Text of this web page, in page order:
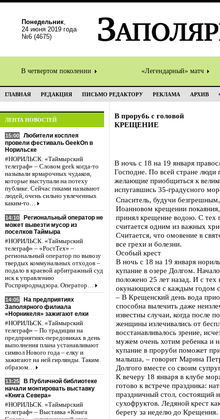
Понедельник,
24 июня 2019 года
№6 (4675)
В четвертом поколении «Легендарный» матч
ГЛАВНАЯ РЕДАКЦИЯ ПИСЬМО РЕДАКТОРУ РЕКЛАМА АРХИВ
ЛЕНТА НОВОСТЕЙ
15:00
Любители косплея
провели фестиваль GeekOn в
Норильске
#НОРИЛЬСК. «Таймырский
телеграф» – Словом geek когда-то
называли ярмарочных чудаков,
которые выступали на потеху
публике. Сейчас гиками называют
людей, очень сильно увлеченных
каким-то…
14:10
Региональный оператор не
может вывезти мусор из
поселков Таймыра
#НОРИЛЬСК. «Таймырский
телеграф» – «РостТех» –
региональный оператор по вывозу
твердых коммунальных отходов –
подало в краевой арбитражный суд
иск к управлению
Росприроднадзора. Оператор…
14:05
На предприятиях
Заполярного филиала
«Норникеля» зажигают елки
#НОРИЛЬСК. «Таймырский
телеграф» – По традиции на
предприятиях-передовиках в день
выполнения плана устанавливают
символ Нового года – елку и
зажигают на ней гирлянды. Таким
образом…
13:25
В Публичной библиотеке
начали монтировать выставку
«Книга Севера»
#НОРИЛЬСК. «Таймырский
телеграф» – Выставка «Книга
В прорубь с головой
КРЕЩЕНИЕ
В ночь с 18 на 19 января
Господне. По всей стране люди
желающие приобщиться к
испугавшись 35-градусного
Спаситель, будучи
Иоанновом крещении
принял крещение водою. С тех
считается одним из важных
Считается, что омовение в
все грехи и болезни.
Особый крест
В ночь с 18 на 19 января
купание в озере Долгом.
положено 25 лет назад. И с тех
окунающихся с каждым годом
– В Крещенский день вода
способна вылечить даже
известны случаи, когда после
женщины излечивались от
восстанавливалось зрение,
мужем очень хотим ребенка и
купание в проруби поможет
малыша, – говорит Марина
Долгого вместе со своим
К вечеру 18 января в клубе
готово к встрече праздника:
праздничный стол, состоящий
сухофруктов. Ледяной крест
берегу за неделю до Крещения.